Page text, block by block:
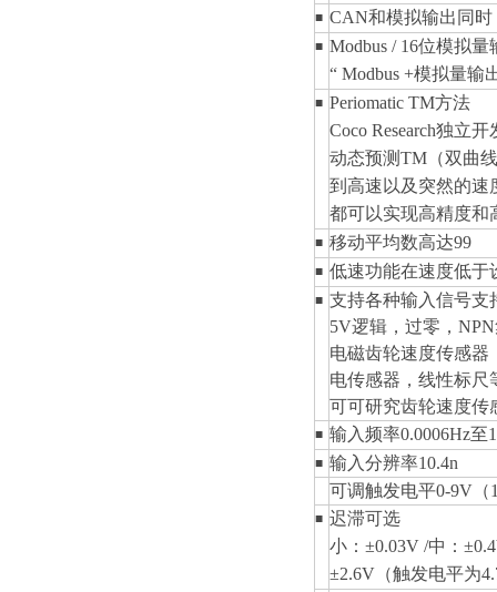
■ CAN和模拟输出同时
■ Modbus / 16位模拟量
“ Modbus +模拟量
■ Periomatic TM方法
Coco Research独立开
动态预测TM （双曲
到高速以及突然的速
都可以实现高精度和
■ 移动平均数高达99
■ 低速功能在速度低于
■ 支持各种输入信号支
5V逻辑，过零，
电磁齿轮速度传感器
电传感器，线性标尺
可可研究齿轮速度传
■ 输入频率0.0006Hz至
■ 输入分辨率10.4n
可调触发电平0-9V（
■ 迟滞可选
小：±0.03V /中：
±2.6V（触发电平为